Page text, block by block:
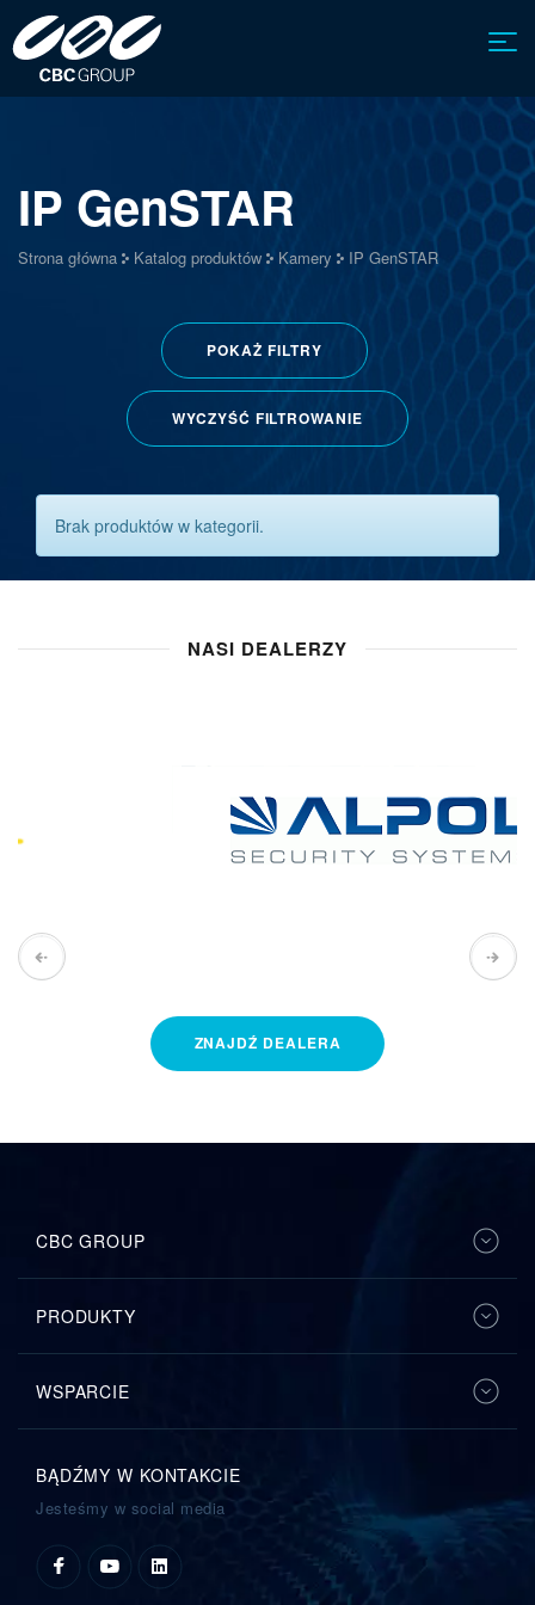
IP GenSTAR
Strona główna Katalog produktów Kamery IP GenSTAR
POKAŻ FILTRY
WYCZYŚĆ FILTROWANIE
Brak produktów w kategorii.
NASI DEALERZY
ZNAJDŹ DEALERA
CBC GROUP
PRODUKTY
WSPARCIE
BĄDŹMY W KONTAKCIE
Jesteśmy w social media